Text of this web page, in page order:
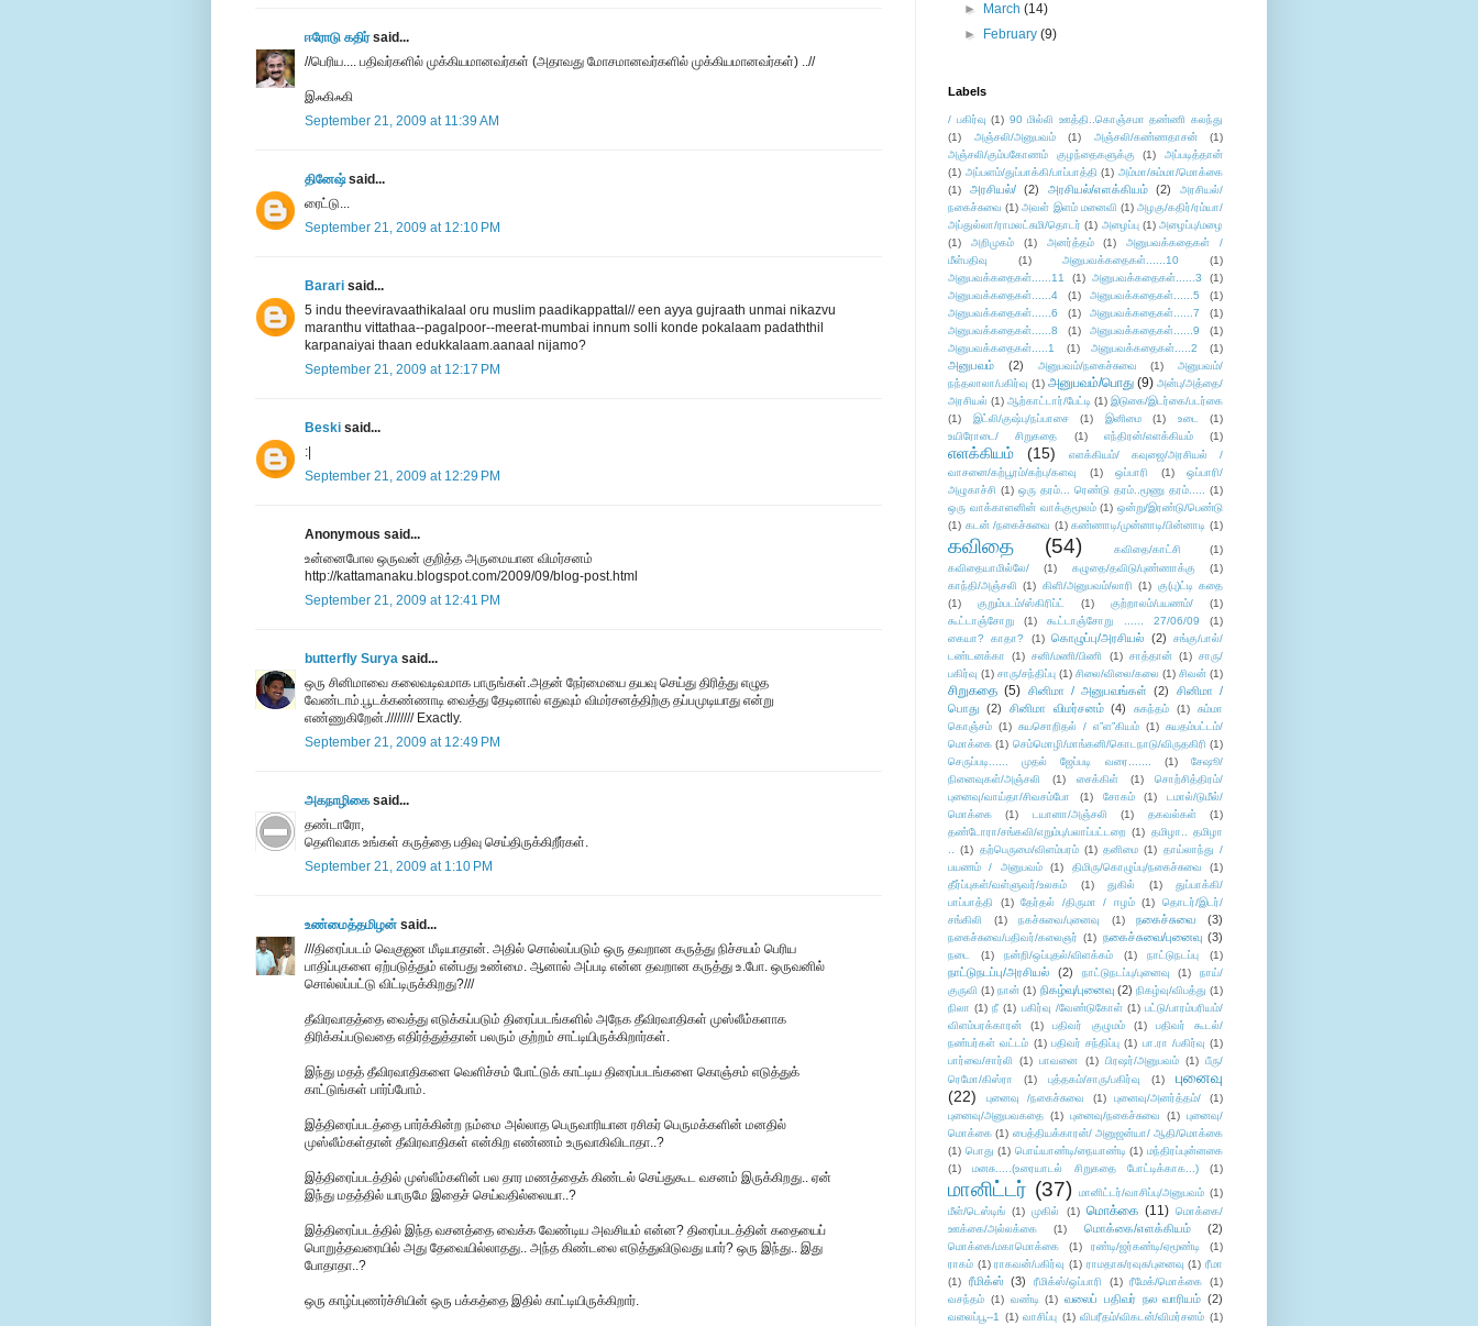
ஈரோடு கதிர்said...
//பெரிய.... பதிவர்களில் முக்கியமானவர்கள் (அதாவது மோசமானவர்களில் முக்கியமானவர்கள்) ..//
இஃகிஃகி
September 21, 2009 at 11:39 AM
தினேஷ்said...
ரைட்டு...
September 21, 2009 at 12:10 PM
Barari said...
5 indu theeviravaathikalaal oru muslim paadikappattal// een ayya gujraath unmai nikazvu
maranthu vittathaa--pagalpoor--meerat-mumbai innum solli konde pokalaam padaththil
karpanaiyai thaan edukkalaam.aanaal nijamo?
September 21, 2009 at 12:17 PM
Beski said...
:|
September 21, 2009 at 12:29 PM
Anonymous said...
உன்னைபோல ஒருவன் குறித்த அருமையான விமர்சனம்
http://kattamanaku.blogspot.com/2009/09/blog-post.html
September 21, 2009 at 12:41 PM
butterfly Surya said...
ஒரு சினிமாவை கலைவடிவமாக பாருங்கள்.அதன் நேர்மையை தயவு செய்து திரித்து எழுத
வேண்டாம்.பூடக்கண்ணாடி வைத்து தேடினால் எதுவும் விமர்சனத்திற்கு தப்பமுடியாது என்று
எண்ணுகிறேன்.//////// Exactly.
September 21, 2009 at 12:49 PM
அகநாழிகை said...
தண்டாரோ,
தெளிவாக உங்கள் கருத்தை பதிவு செய்திருக்கிறீர்கள்.
September 21, 2009 at 1:10 PM
உண்மைத்தமிழன் said...
///திரைப்படம் வெகுஜன மீடியாதான். அதில் சொல்லப்படும் ஒரு தவறான கருத்து நிச்சயம் பெரிய
பாதிப்புகளை ஏற்படுத்தும் என்பது உண்மை. ஆனால் அப்படி என்ன தவறான கருத்து உ.போ. ஒருவனில்
சொல்லப்பட்டு விட்டிருக்கிறது?///
தீவிரவாதத்தை வைத்து எடுக்கப்படும் திரைப்படங்களில் அநேக தீவிரவாதிகள் முஸ்லீம்களாக
திரிக்கப்படுவதை எதிர்த்துத்தான் பலரும் குற்றம் சாட்டியிருக்கிறார்கள்.
இந்து மதத் தீவிரவாதிகளை வெளிச்சம் போட்டுக் காட்டிய திரைப்படங்களை கொஞ்சம் எடுத்துக்
காட்டுங்கள் பார்ப்போம்.
இத்திரைப்படத்தை பார்க்கின்ற நம்மை அல்லாத பெருவாரியான ரசிகர் பெருமக்களின் மனதில்
முஸ்லீம்கள்தான் தீவிரவாதிகள் என்கிற எண்ணம் உருவாகிவிடாதா..?
இத்திரைப்படத்தில் முஸ்லீம்களின் பல தார மணத்தைக் கிண்டல் செய்துகூட வசனம் இருக்கிறது.. ஏன்
இந்து மதத்தில் யாருமே இதைச் செய்வதில்லையா..?
இத்திரைப்படத்தில் இந்த வசனத்தை வைக்க வேண்டிய அவசியம் என்ன? திரைப்படத்தின் கதையைப்
பொறுத்தவரையில் அது தேவையில்லாதது.. அந்த கிண்டலை எடுத்துவிடுவது யார்? ஒரு இந்து.. இது
போதாதா..?
ஒரு காழ்ப்புணர்ச்சியின் ஒரு பக்கத்தை இதில் காட்டியிருக்கிறார்.
►
March(14)
►
February(9)
Labels
/ பகிர்வு (1) 90 மில்லி ஊத்தி..கொஞ்சமா தண்ணி கலந்து
(1)
அஞ்சலி/அனுபவம் (1) அஞ்சலி/கண்ணதாசன்
(1)
அஞ்சலி/கும்பகோணம் குழந்தைகளுக்கு
(1)
அப்படித்தான்
(1) அப்பளம்/துப்பாக்கி/பாப்பாத்தி (1) அம்மா/சும்மா/மொக்கை
(1)
அரசியல்/ (2) அரசியல்/எளக்கியம் (2)
அரசியல்/
நகைச்சுவை (1) அவள் இளம் மனைவி (1) அழகு/கதிர்/ரம்யா/
அப்துல்லா/ராமலட்சுமி/தொடர் (1) அழைப்பு (1) அழைப்பு/மழை
(1)
அறிமுகம் (1) அனர்த்தம் (1)
அனுபவக்கதைகள் /
மீள்பதிவு
(1) அனுபவக்கதைகள்......10
(1)
அனுபவக்கதைகள்......11
(1) அனுபவக்கதைகள்......3
(1)
அனுபவக்கதைகள்......4
(1) அனுபவக்கதைகள்......5
(1)
அனுபவக்கதைகள்......6
(1) அனுபவக்கதைகள்......7
(1)
அனுபவக்கதைகள்......8
(1) அனுபவக்கதைகள்......9
(1)
அனுபவக்கதைகள்.....1
(1) அனுபவக்கதைகள்.....2 (1)
அனுபவம் (2) அனுபவம்/நகைச்சுவை (1)
அனுபவம்/
நந்தலாலா/பகிர்வு (1) அனுபவம்/பொது (9) அன்பு/அத்தை/
அரசியல் (1) ஆற்காட்டார்/பேட்டி (1) இடுகை/இடர்கை/படர்கை
(1)
இட்லி/குஷ்பு/நப்பாசை (1) இனிமை (1) உடை
(1)
உயிரோடை/ சிறுகதை
(1) எந்திரன்/எளக்கியம் (1)
எளக்கியம் (15)
எளக்கியம்/ கவுஜை/அரசியல் /
வாசனை/கற்பூரம்/கற்பு/களவு
(1) ஒப்பாரி (1)
ஒப்பாரி/
அழுகாச்சி (1) ஒரு தரம்... ரெண்டு தரம்..மூணு தரம்..... (1)
ஒரு வாக்காளனின் வாக்குமூலம் (1) ஒன்று/இரண்டு/பெண்டு
(1) கடன் /நகைச்சுவை (1) கண்ணாடி/முன்னாடி/பின்னாடி (1)
கவிதை (54) கவிதை/காட்சி
(1)
கவிதையாமில்லே/
(1) கழுதை/தவிடு/புண்ணாக்கு
(1)
காந்தி/அஞ்சலி (1) கிளி/அனுபவம்/லாரி (1) கு(பு)ட்டி கதை
(1)
குறும்படம்/ஸ்கிரிப்ட் (1) குற்றாலம்/பயணம்/
(1)
கூட்டாஞ்சோறு
(1) கூட்டாஞ்சோறு ...... 27/06/09
(1)
கையா? காதா?
(1) கொழுப்பு/அரசியல் (2)
சங்கு/பால்/
டண்டனக்கா
(1) சனி/மணி/பிணி (1) சாத்தான் (1) சாரு/
பகிர்வு (1) சாரு/சந்திப்பு (1) சிலை/விலை/கலை (1) சிவன் (1)
சிறுகதை (5) சினிமா / அனுபவங்கள் (2)
சினிமா /
பொது (2) சினிமா விமர்சனம் (4) சுகந்தம் (1)
சும்மா
கொஞ்சம் (1) சுயசொறிதல் / எ”ள”கியம் (1) சுயதம்பட்டம்/
மொக்கை (1) செம்மொழி/மாங்கனி/கொடநாடு/விருதகிரி (1)
செருப்படி...... முதல் ஜேப்படி வரை.......
(1)
சேஷூ/
நினைவுகள்/அஞ்சலி
(1) சைக்கிள் (1)
சொற்சித்திரம்/
புனைவு/வாய்தா/சிவசம்போ
(1) சோகம் (1)
டமால்/டுமீல்/
மொக்கை
(1) டயானா/அஞ்சலி (1) தகவல்கள்
(1)
தண்டோரா/சங்கவி/எறும்பு/பலாப்பட்டறை (1) தமிழா.. தமிழா
.. (1) தற்பெருமை/விளம்பரம் (1) தனிமை (1) தாய்லாந்து /
பயணம் / அனுபவம்
(1) திமிரு/கொழுப்பு/நகைச்சுவை
(1)
தீர்ப்புகள்/வள்ளுவர்/உலகம்
(1) துகில் (1)
துப்பாக்கி/
பாப்பாத்தி
(1) தேர்தல் /திருமா / ஈழம் (1)
தொடர்/இடர்/
சங்கிலி
(1) நகச்சுவை/புனைவு (1) நகைச்சுவை (3)
நகைச்சுவை/பதிவர்/கலைஞர் (1) நகைச்சுவை/புனைவு (3)
நடை (1) நன்றி/ஒப்புதல்/விளக்கம் (1) நாட்டுநடப்பு (1)
நாட்டுநடப்பு/அரசியல் (2) நாட்டுநடப்பு/புனைவு (1)
நாய்/
குருவி (1) நான் (1) நிகழ்வு/புனைவு (2) நிகழ்வு/விபத்து (1)
நிலா (1) நீ (1) பகிர்வு /வேண்டுகோள் (1) பட்டு/பாரம்பரியம்/
விளம்பரக்காரன்
(1) பதிவர் குழுமம் (1)
பதிவர் கூடல்/
நண்பர்கள் வட்டம் (1) பதிவர் சந்திப்பு (1) பா.ரா /பகிர்வு (1)
பார்வை/சார்லி
(1) பாவனை (1) பிரஷர்/அனுபவம் (1) பீரு/
ரெமோ/கிஸ்ரா
(1) புத்தகம்/சாரு/பகிர்வு (1)
புனைவு
(22)
புனைவு /நகைச்சுவை (1) புனைவு/அனர்த்தம்/
(1)
புனைவு/அனுபவகதை (1) புனைவு/நகைச்சுவை (1) புனைவு/
மொக்கை (1) பைத்தியக்காரன்/ அனுஜன்யா/ ஆதி/மொக்கை
(1) பொது (1) பொய்யாண்டி/நையாண்டி (1) மந்திரப்புன்னகை
(1)
மனசு.....(உரையாடல் சிறுகதை போட்டிக்காக...) (1)
மானிட்டர் (37) மானிட்டர்/வாசிப்பு/அனுபவம் (1)
மீள்/டெஸ்டிங் (1) முகில் (1) மொக்கை (11) மொக்கை/
ஊக்கை/அல்லக்கை
(1) மொக்கை/எளக்கியம் (2)
மொக்கை/மகாமொக்கை (1) ரண்டி/ஜர்கண்டி/ஏமூண்டி
(1)
ராகம் (1) ராகவன்/பகிர்வு (1) ராமதாசு/ரவுசு/புனைவு (1) ரீமா
(1)
ரீமிக்ஸ் (3) ரீமிக்ஸ்/ஒப்பாரி (1) ரீமேக்/மொக்கை
(1)
வசந்தம் (1) வண்டி (1) வலைப் பதிவர் நல வாரியம் (2)
வலைப்பூ--1 (1) வாசிப்பு (1) விபரீதம்/விகடன்/விமர்சனம் (1)